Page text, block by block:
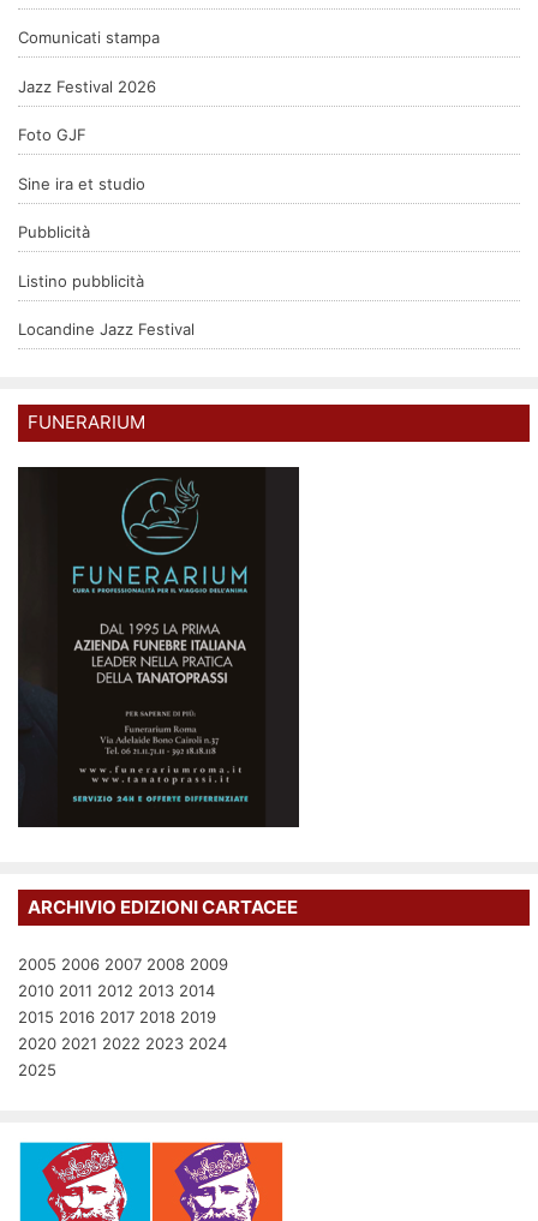
Comunicati stampa
Jazz Festival 2026
Foto GJF
Sine ira et studio
Pubblicità
Listino pubblicità
Locandine Jazz Festival
FUNERARIUM
ARCHIVIO EDIZIONI CARTACEE
2005 2006 2007 2008 2009
2010 2011 2012 2013 2014
2015 2016 2017 2018 2019
2020 2021 2022 2023 2024
2025